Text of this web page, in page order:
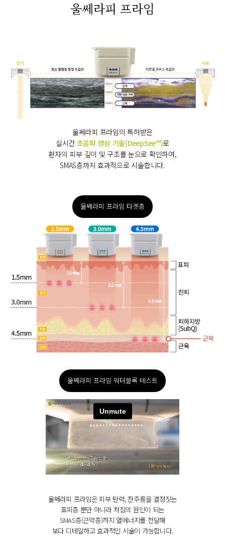
울쎄라피 프라임
울쎄라피 프라임의 특허받은
실시간 초음파 영상 기술(DeepSee™)로
환자의 피부 깊이 및 구조를 눈으로 확인하여,
SMAS층까지 효과적으로 시술합니다.
울쎄라피 프라임 타겟층
울쎄라피 프라임 워터블록 테스트
울쎄라피 프라임은 피부 탄력, 잔주름을 결정짓는
표피층 뿐만 아니라 처짐의 원인이 되는
SMAS층(근막층)까지 열에너지를 전달해
보다 디테일하고 효과적인 시술이 가능합니다.